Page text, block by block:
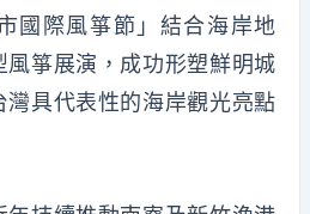
國際風箏節」結合海岸地
風箏展演，成功形塑鮮明城
灣具代表性的海岸觀光亮點